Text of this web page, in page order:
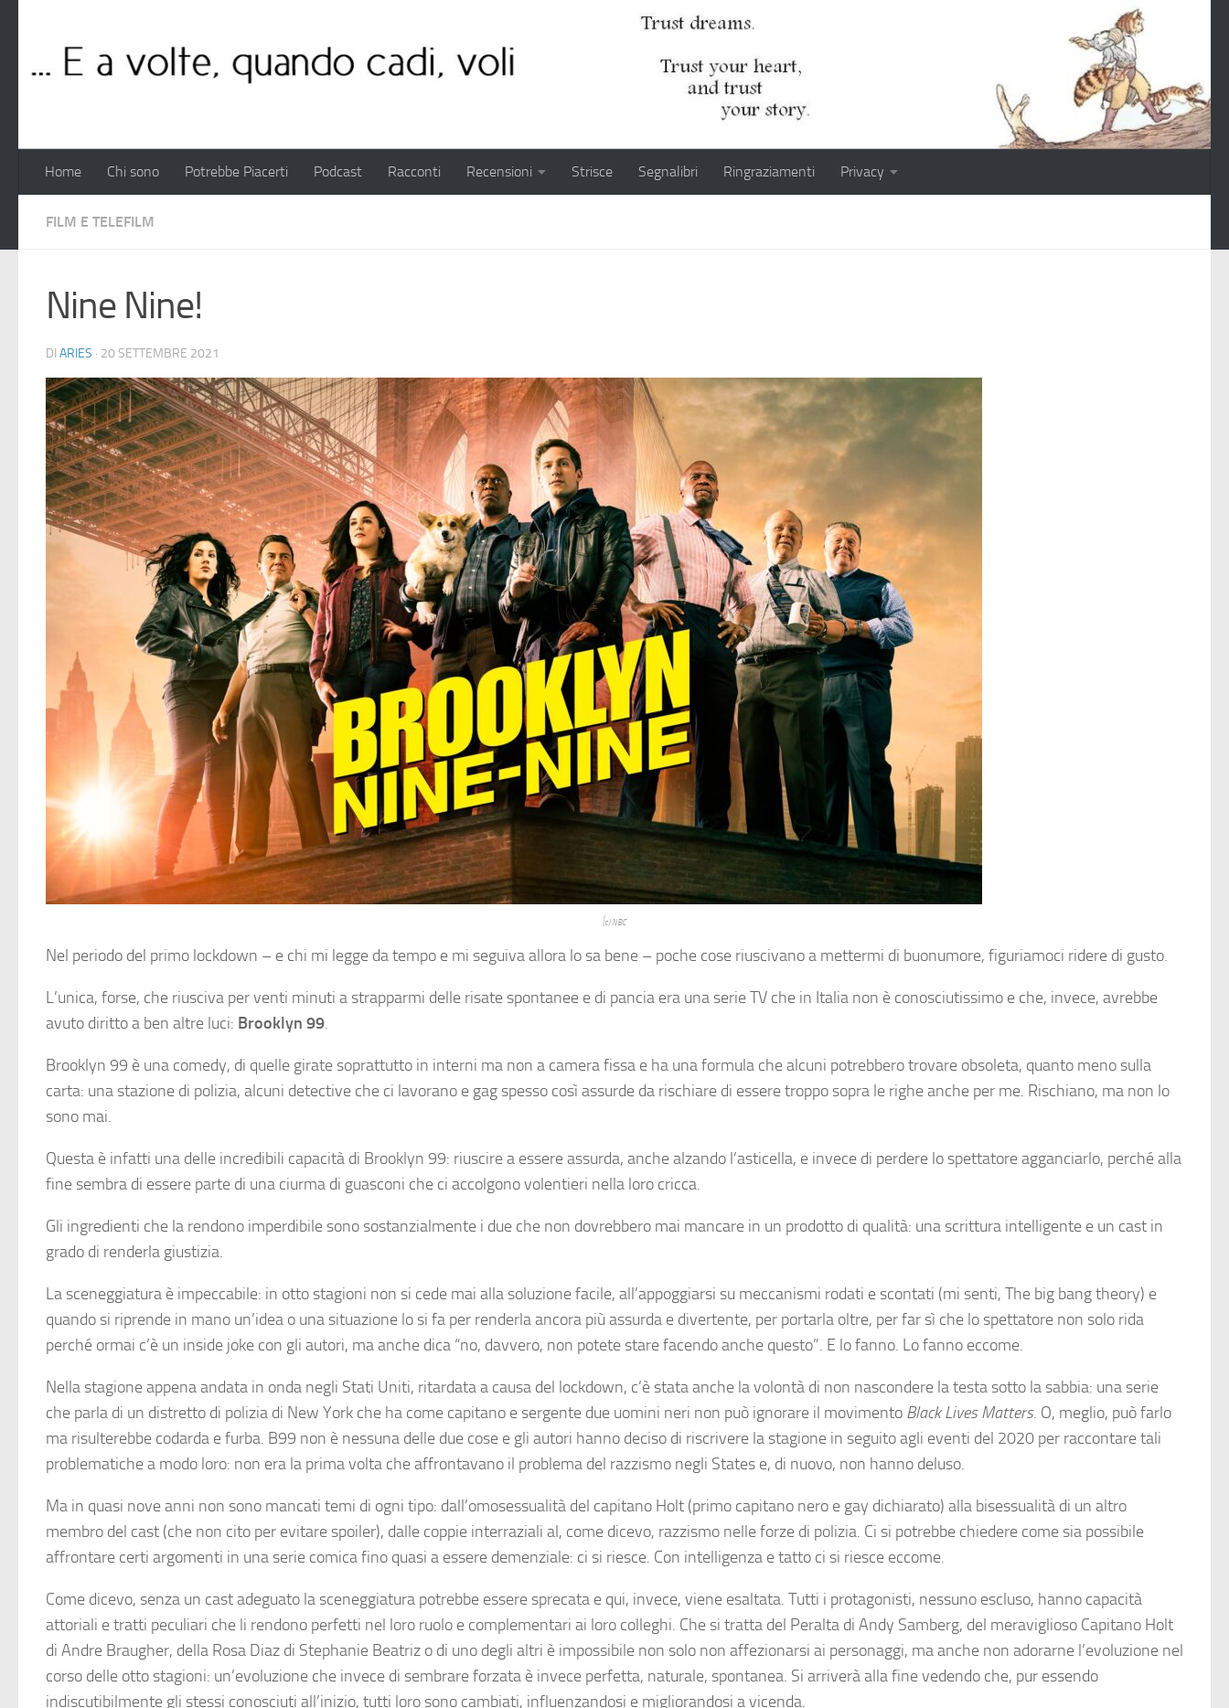
Home Chi sono Potrebbe Piacerti Podcast Racconti Recensioni Strisce Segnalibri Ringraziamenti Privacy
FILM E TELEFILM
Nine Nine!
DI ARIES · 20 SETTEMBRE 2021
(c) NBC
Nel periodo del primo lockdown – e chi mi legge da tempo e mi seguiva allora lo sa bene – poche cose riuscivano a mettermi di buonumore, figuriamoci ridere di gusto.
L’unica, forse, che riusciva per venti minuti a strapparmi delle risate spontanee e di pancia era una serie TV che in Italia non è conosciutissimo e che, invece, avrebbe
avuto diritto a ben altre luci: Brooklyn 99.
Brooklyn 99 è una comedy, di quelle girate soprattutto in interni ma non a camera fissa e ha una formula che alcuni potrebbero trovare obsoleta, quanto meno sulla
carta: una stazione di polizia, alcuni detective che ci lavorano e gag spesso così assurde da rischiare di essere troppo sopra le righe anche per me. Rischiano, ma non lo
sono mai.
Questa è infatti una delle incredibili capacità di Brooklyn 99: riuscire a essere assurda, anche alzando l’asticella, e invece di perdere lo spettatore agganciarlo, perché alla
fine sembra di essere parte di una ciurma di guasconi che ci accolgono volentieri nella loro cricca.
Gli ingredienti che la rendono imperdibile sono sostanzialmente i due che non dovrebbero mai mancare in un prodotto di qualità: una scrittura intelligente e un cast in
grado di renderla giustizia.
La sceneggiatura è impeccabile: in otto stagioni non si cede mai alla soluzione facile, all’appoggiarsi su meccanismi rodati e scontati (mi senti, The big bang theory) e
quando si riprende in mano un’idea o una situazione lo si fa per renderla ancora più assurda e divertente, per portarla oltre, per far sì che lo spettatore non solo rida
perché ormai c’è un inside joke con gli autori, ma anche dica “no, davvero, non potete stare facendo anche questo”. E lo fanno. Lo fanno eccome.
Nella stagione appena andata in onda negli Stati Uniti, ritardata a causa del lockdown, c’è stata anche la volontà di non nascondere la testa sotto la sabbia: una serie
che parla di un distretto di polizia di New York che ha come capitano e sergente due uomini neri non può ignorare il movimento Black Lives Matters. O, meglio, può farlo
ma risulterebbe codarda e furba. B99 non è nessuna delle due cose e gli autori hanno deciso di riscrivere la stagione in seguito agli eventi del 2020 per raccontare tali
problematiche a modo loro: non era la prima volta che affrontavano il problema del razzismo negli States e, di nuovo, non hanno deluso.
Ma in quasi nove anni non sono mancati temi di ogni tipo: dall’omosessualità del capitano Holt (primo capitano nero e gay dichiarato) alla bisessualità di un altro
membro del cast (che non cito per evitare spoiler), dalle coppie interraziali al, come dicevo, razzismo nelle forze di polizia. Ci si potrebbe chiedere come sia possibile
affrontare certi argomenti in una serie comica fino quasi a essere demenziale: ci si riesce. Con intelligenza e tatto ci si riesce eccome.
Come dicevo, senza un cast adeguato la sceneggiatura potrebbe essere sprecata e qui, invece, viene esaltata. Tutti i protagonisti, nessuno escluso, hanno capacità
attoriali e tratti peculiari che li rendono perfetti nel loro ruolo e complementari ai loro colleghi. Che si tratta del Peralta di Andy Samberg, del meraviglioso Capitano Holt
di Andre Braugher, della Rosa Diaz di Stephanie Beatriz o di uno degli altri è impossibile non solo non affezionarsi ai personaggi, ma anche non adorarne l’evoluzione nel
corso delle otto stagioni: un’evoluzione che invece di sembrare forzata è invece perfetta, naturale, spontanea. Si arriverà alla fine vedendo che, pur essendo
indiscutibilmente gli stessi conosciuti all’inizio, tutti loro sono cambiati, influenzandosi e migliorandosi a vicenda.